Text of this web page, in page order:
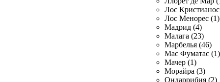
Лос
Лос Менорес (1)
Мадрид (4)
Малага (23)
Марбелья (46)
Мас Фуматас (1)
Мачер (1)
Морайра (3)
Ондаррибия (2)